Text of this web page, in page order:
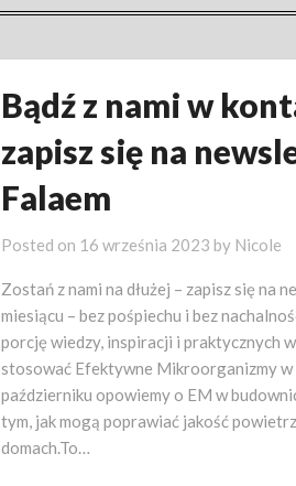
Bądź z nami w
zapisz się na
Falaem
Posted on 16 września 2023 by Nicole
Zostań z nami na dłużej – zapisz się na
miesiącu – bez pośpiechu i bez
porcję wiedzy, inspiracji i praktycznych
stosować Efektywne Mikroorganizmy w
październiku opowiemy o EM w
tym, jak mogą poprawiać jakość
domach.To…